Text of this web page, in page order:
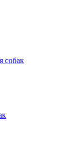
собак